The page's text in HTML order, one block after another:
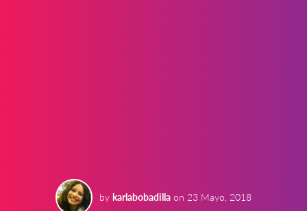
by karlabobadilla on 23 Mayo, 2018